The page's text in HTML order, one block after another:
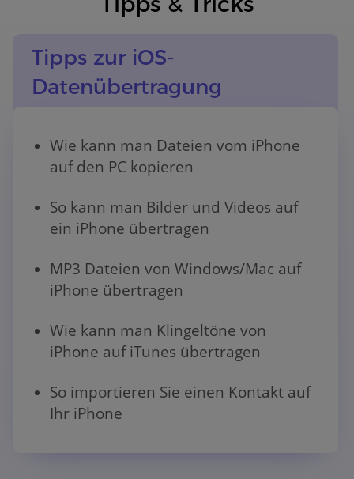
Tipps zur iOS-
Datenübertragung
Wie kann man Dateien vom iPhone
auf den PC kopieren
So kann man Bilder und Videos auf
ein iPhone übertragen
MP3 Dateien von Windows/Mac auf
iPhone übertragen
Wie kann man Klingeltöne von
iPhone auf iTunes übertragen
So importieren Sie einen Kontakt auf
Ihr iPhone